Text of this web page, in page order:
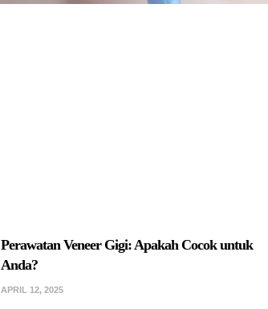
Perawatan Veneer Gigi: Apakah Cocok untuk
Anda?
APRIL 12, 2025